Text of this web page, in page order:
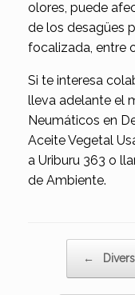
olores, puede
de los desagües
focalizada, entre
Si te interesa
lleva adelante el
Neumáticos en
Aceite Vegetal
a Uriburu 363 o
de Ambiente.
←